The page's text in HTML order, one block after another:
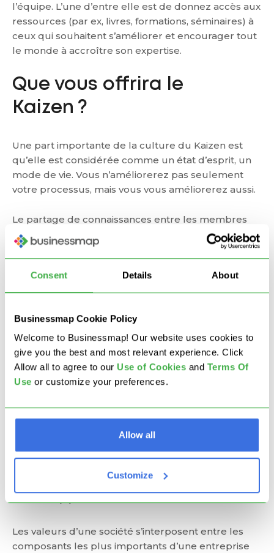
Consent Details About
Businessmap Cookie Policy
Welcome to Businessmap! Our website uses cookies to
give you the best and most relevant experience. Click
Allow all to agree to our Use of Cookies and Terms Of
Use or customize your preferences.
Allow all
Customize
l’équipe. L’une d’entre elle est de donnez accès aux
ressources (par ex, livres, formations, séminaires) à
ceux qui souhaitent s’améliorer et encourager tout
le monde à accroître son expertise.
Que vous offrira le
Kaizen ?
Une part importante de la culture du Kaizen est
qu’elle est considérée comme un état d’esprit, un
mode de vie. Vous n’améliorerez pas seulement
votre processus, mais vous vous améliorerez aussi.
Le partage de connaissances entre les membres
d’une équipe est une bonne pratique courante,
comme le fait d’encourager le développement de
chacun. Les avantages d’établir une culture du
Kaizen sont innombrables. Étudions les plus
marquants.
1. Tout le monde parle la même
langue
De petits changements continus et la
standardisation permettent presque
automatiquement à tout le monde d’être sur la
même longueur d’onde. Les employés font partie
du processus et de sa création, s’améliorant avec
lui.
2. Génère un état d’esprit de
développement
Les valeurs d’une société s’interposent entre les
composants les plus importants d’une entreprise